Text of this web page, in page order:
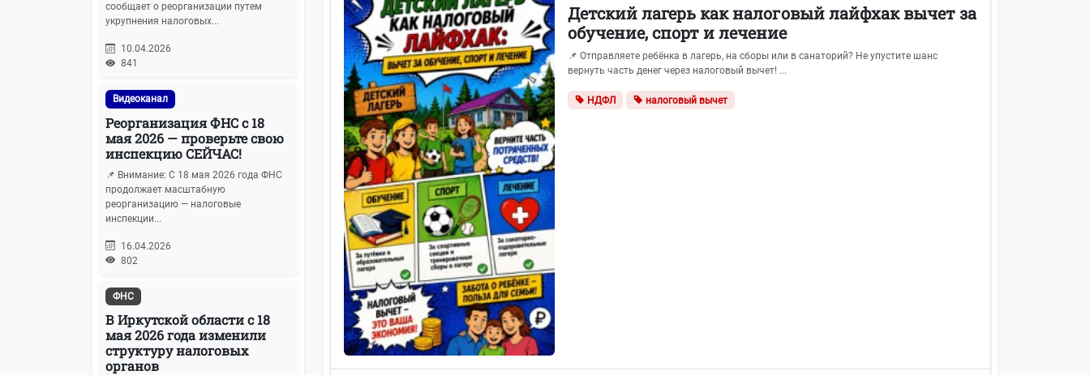
Детский лагерь как налоговый лайфхак вычет за
обучение, спорт и лечение
📌 Отправляете ребёнка в лагерь, на сборы или в санаторий? Не упустите шанс
вернуть часть денег через налоговый вычет! ...
НДФЛ налоговый вычет
Охрана труда
Бухгалтерская отчетность
ЕГРЮЛ и ЕГРИП
IT-новости 19
Имущественные отношения 17
Машиночитаемые
Персональные данные
ЭЦП
сообщает о реорганизации путем
укрупнения налоговых...
10.04.2026
841
Видеоканал
Реорганизация ФНС с 18
мая 2026 — проверьте свою
инспекцию СЕЙЧАС!
📌 Внимание: С 18 мая 2026 года ФНС
продолжает масштабную
реорганизацию — налоговые
инспекции...
16.04.2026
802
ФНС
В Иркутской области с 18
мая 2026 года изменили
структуру налоговых
органов